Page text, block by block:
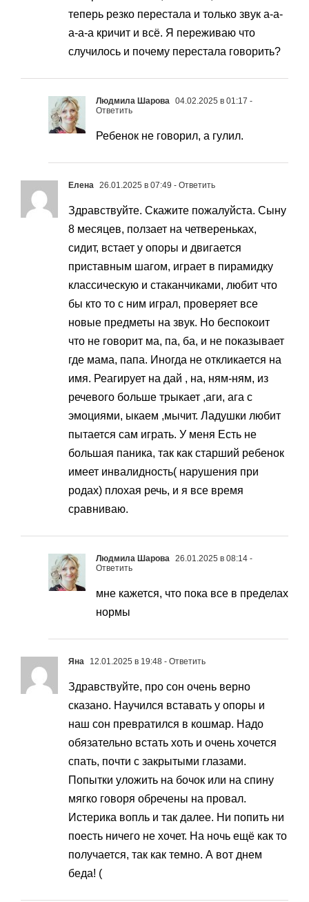
теперь резко перестала и только звук а-а-
а-а-а кричит и всё. Я переживаю что
случилось и почему перестала говорить?
Людмила Шарова 04.02.2025 в 01:17 -
Ответить
Ребенок не говорил, а гулил.
Елена 26.01.2025 в 07:49 - Ответить
Здравствуйте. Скажите пожалуйста. Сыну
8 месяцев, ползает на четвереньках,
сидит, встает у опоры и двигается
приставным шагом, играет в пирамидку
классическую и стаканчиками, любит что
бы кто то с ним играл, проверяет все
новые предметы на звук. Но беспокоит
что не говорит ма, па, ба, и не показывает
где мама, папа. Иногда не откликается на
имя. Реагирует на дай , на, ням-ням, из
речевого больше трыкает ,аги, ага с
эмоциями, ыкаем ,мычит. Ладушки любит
пытается сам играть. У меня Есть не
большая паника, так как старший ребенок
имеет инвалидность( нарушения при
родах) плохая речь, и я все время
сравниваю.
Людмила Шарова 26.01.2025 в 08:14 -
Ответить
мне кажется, что пока все в пределах
нормы
Яна 12.01.2025 в 19:48 - Ответить
Здравствуйте, про сон очень верно
сказано. Научился вставать у опоры и
наш сон превратился в кошмар. Надо
обязательно встать хоть и очень хочется
спать, почти с закрытыми глазами.
Попытки уложить на бочок или на спину
мягко говоря обречены на провал.
Истерика вопль и так далее. Ни попить ни
поесть ничего не хочет. На ночь ещё как то
получается, так как темно. А вот днем
беда! (